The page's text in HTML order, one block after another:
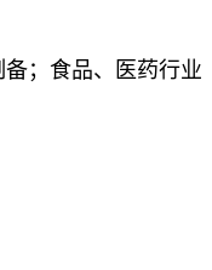
；食品、医药行业